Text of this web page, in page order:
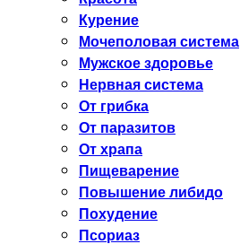
Курение
Мочеполовая система
Мужское здоровье
Нервная система
От грибка
От паразитов
От храпа
Пищеварение
Повышение либидо
Похудение
Псориаз